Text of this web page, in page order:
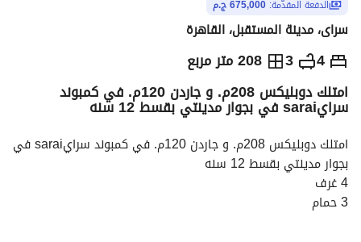
الدفعة المقدّمة: 675,000 ج.م
سراى، مدينة المستقبل، القاهرة
4
3 208 متر مربع ج.م 10,000,000
الاماكن القريبة امتلك دوبليكس 208م. و جاردن 120م. في كمبوند
سرايsarai في بجوار مدينتي بقسط 12 سنه
بجوار مدينتي بقسط 12 سنه
4 غرف
3 حمام